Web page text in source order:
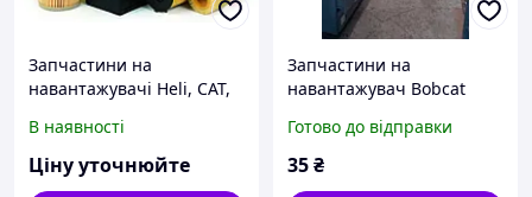
Запчастини на
навантажувачі Heli, CAT,
Toyota, Crown, Nissan і
інші
В наявності
Ціну уточнюйте
Запчастини на
навантажувач Bobcat
Готово до відправки
35₴